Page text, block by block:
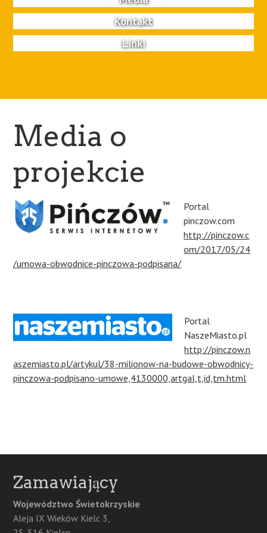
Kontakt
Linki
Media o
projekcie
Portal
pinczow.com
http://pinczow.c
om/2017/05/24
/umowa-obwodnice-pinczowa-podpisana/
Portal
NaszeMiasto.pl
http://pinczow.n
aszemiasto.pl/artykul/38-milionow-na-budowe-obwodnicy-
pinczowa-podpisano-umowe,4130000,artgal,t,id,tm.html
Zamawiający
Województwo Świetokrzyskie
Aleja IX Wieków Kielc 3,